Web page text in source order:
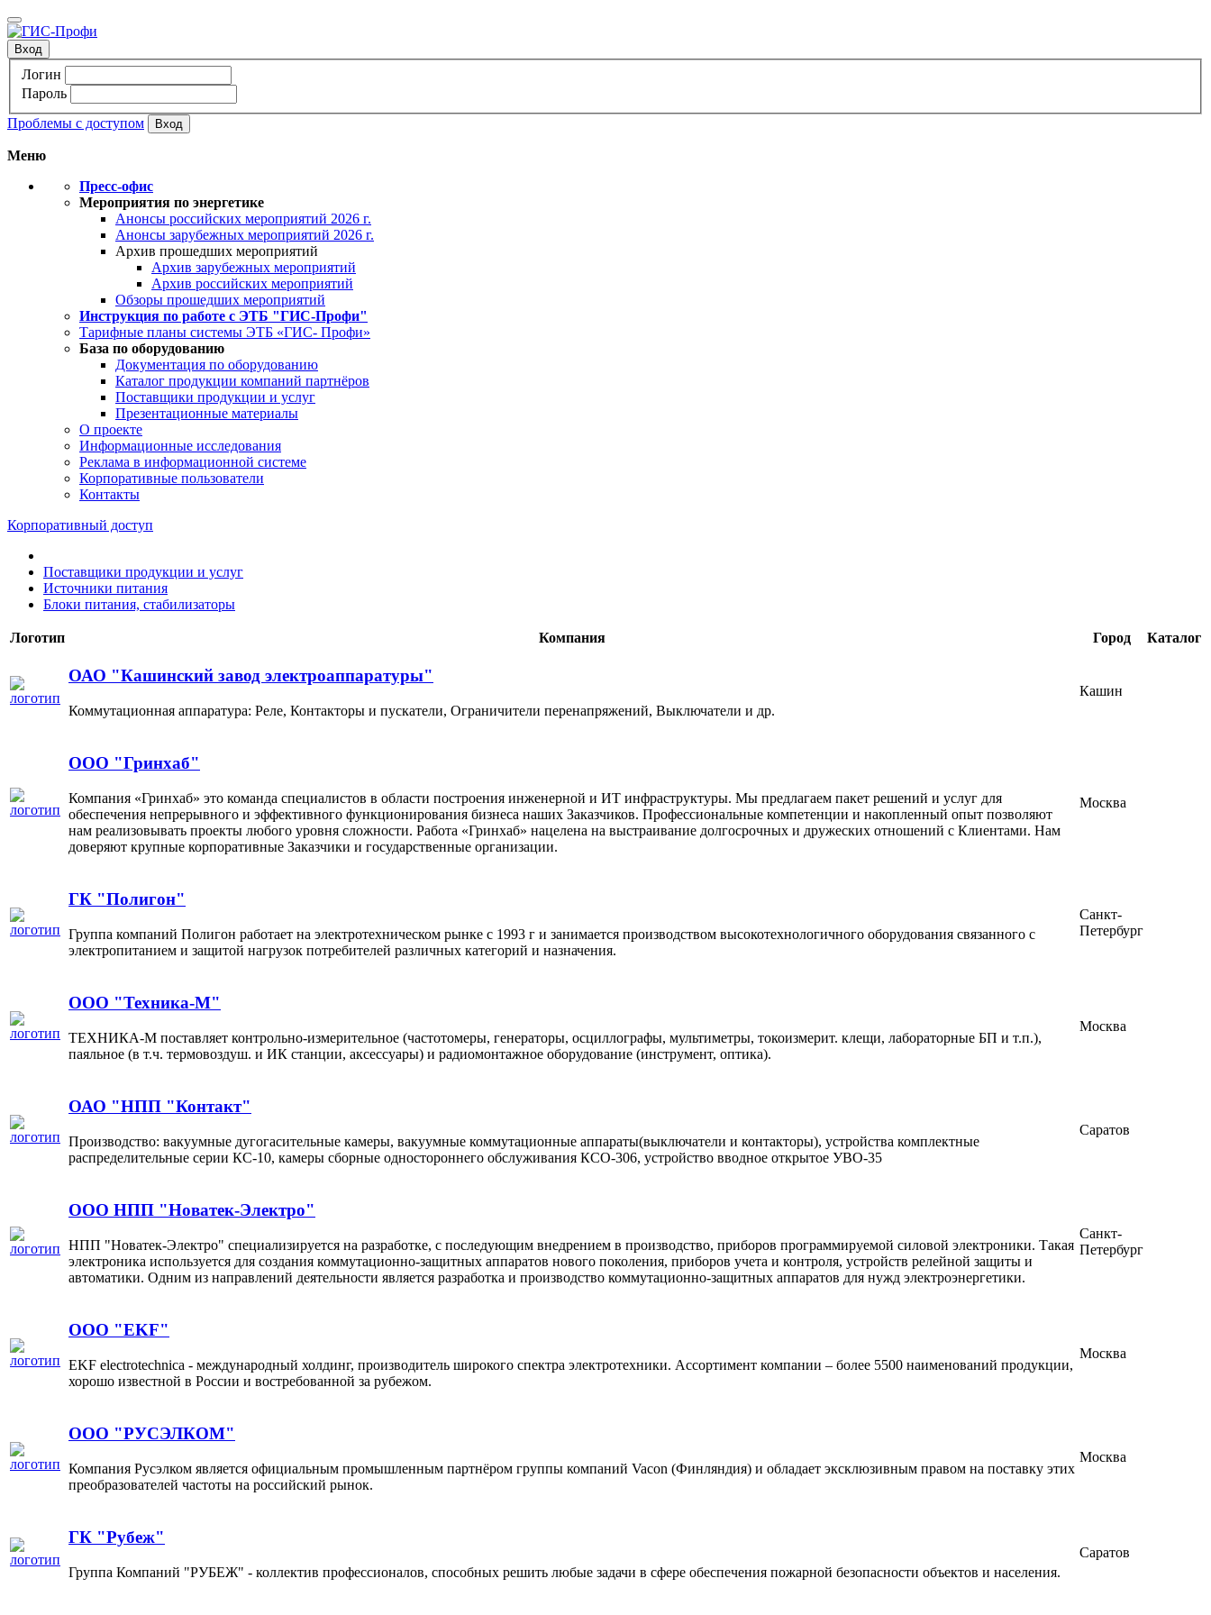
Вход
Логин
Пароль
Проблемы с доступом
Меню
Пресс-офис
Мероприятия по энергетике
Анонсы российских мероприятий 2026 г.
Анонсы зарубежных мероприятий 2026 г.
Архив прошедших мероприятий
Архив зарубежных мероприятий
Архив российских мероприятий
Обзоры прошедших мероприятий
Инструкция по работе с ЭТБ "ГИС-Профи"
Тарифные планы системы ЭТБ «ГИС- Профи»
База по оборудованию
Документация по оборудованию
Каталог продукции компаний партнёров
Поставщики продукции и услуг
Презентационные материалы
О проекте
Информационные исследования
Реклама в информационной системе
Корпоративные пользователи
Контакты
Корпоративный доступ
Поставщики продукции и услуг
Источники питания
Блоки питания, стабилизаторы
Логотип Компания Город Каталог
ОАО "Кашинский завод электроаппаратуры"
Коммутационная аппаратура: Реле, Контакторы и пускатели, Ограничители перенапряжений, Выключатели и др.
Кашин
ООО "Гринхаб"
Компания «Гринхаб» это команда специалистов в области построения инженерной и ИТ инфраструктуры. Мы предлагаем пакет решений и услуг для
обеспечения непрерывного и эффективного функционирования бизнеса наших Заказчиков. Профессиональные компетенции и накопленный опыт позволяют
нам реализовывать проекты любого уровня сложности. Работа «Гринхаб» нацелена на выстраивание долгосрочных и дружеских отношений с Клиентами. Нам
доверяют крупные корпоративные Заказчики и государственные организации.
Москва
ГК "Полигон"
Группа компаний Полигон работает на электротехническом рынке с 1993 г и занимается производством высокотехнологичного оборудования связанного с
электропитанием и защитой нагрузок потребителей различных категорий и назначения.
Санкт-
Петербург
ООО "Техника-М"
ТЕХНИКА-М поставляет контрольно-измерительное (частотомеры, генераторы, осциллографы, мультиметры, токоизмерит. клещи, лабораторные БП и т.п.),
паяльное (в т.ч. термовоздуш. и ИК станции, аксессуары) и радиомонтажное оборудование (инструмент, оптика).
Москва
ОАО "НПП "Контакт"
Производство: вакуумные дугогасительные камеры, вакуумные коммутационные аппараты(выключатели и контакторы), устройства комплектные
распределительные серии КС-10, камеры сборные одностороннего обслуживания КСО-306, устройство вводное открытое УВО-35
Саратов
ООО НПП "Новатек-Электро"
НПП "Новатек-Электро" специализируется на разработке, с последующим внедрением в производство, приборов программируемой силовой электроники. Такая
электроника используется для создания коммутационно-защитных аппаратов нового поколения, приборов учета и контроля, устройств релейной защиты и
автоматики. Одним из направлений деятельности является разработка и производство коммутационно-защитных аппаратов для нужд электроэнергетики.
Санкт-
Петербург
ООО "EKF"
EKF electrotechnica - международный холдинг, производитель широкого спектра электротехники. Ассортимент компании – более 5500 наименований продукции,
хорошо известной в России и востребованной за рубежом.
Москва
ООО "РУСЭЛКОМ"
Компания Русэлком является официальным промышленным партнёром группы компаний Vacon (Финляндия) и обладает эксклюзивным правом на поставку этих
преобразователей частоты на российский рынок.
Москва
ГК "Рубеж"
Группа Компаний "РУБЕЖ" - коллектив профессионалов, способных решить любые задачи в сфере обеспечения пожарной безопасности объектов и населения.
Саратов